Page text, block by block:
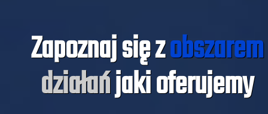
Zapoznaj się zobszarem
działańjaki oferujemy